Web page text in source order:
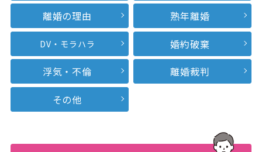
離婚の理由
熟年離婚
DV・モラハラ
婚約破棄
浮気・不倫
離婚裁判
その他